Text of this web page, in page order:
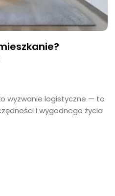
wyzwanie logistyczne — to
i wygodnego życia